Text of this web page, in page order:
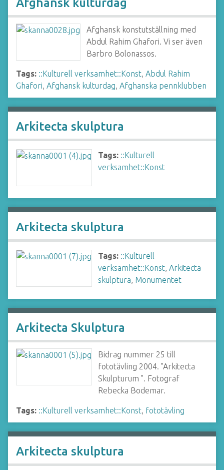
Afghansk kulturdag
Afghansk konstutställning med
Abdul Rahim Ghafori. Vi ser även
Barbro Bolonassos.
Tags: ::Kulturell verksamhet::Konst, Abdul Rahim
Ghafori, Afghansk kulturdag, Afghanska pennklubben
Arkitecta skulptura
Tags: ::Kulturell
verksamhet::Konst
Arkitecta skulptura
Tags: ::Kulturell
verksamhet::Konst, Arkitecta
skulptura, Monumentet
Arkitecta Skulptura
Bidrag nummer 25 till
fototävling 2004. "Arkitecta
Skulpturum ". Fotograf
Rebecka Bodemar.
Tags: ::Kulturell verksamhet::Konst, fototävling
Arkitecta skulptura